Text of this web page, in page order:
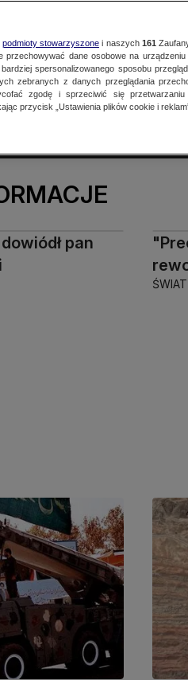
PolskaRegionalne Więcej
WSCHODZIE
pan
ŚWIAT
podmioty stowarzyszonei naszych 161
dane osobowe na
spersonalizowanego sposobu
zebranych z danych przeglądania
zgodę i sprzeciwić się
przycisk „Ustawienia plików cookie i